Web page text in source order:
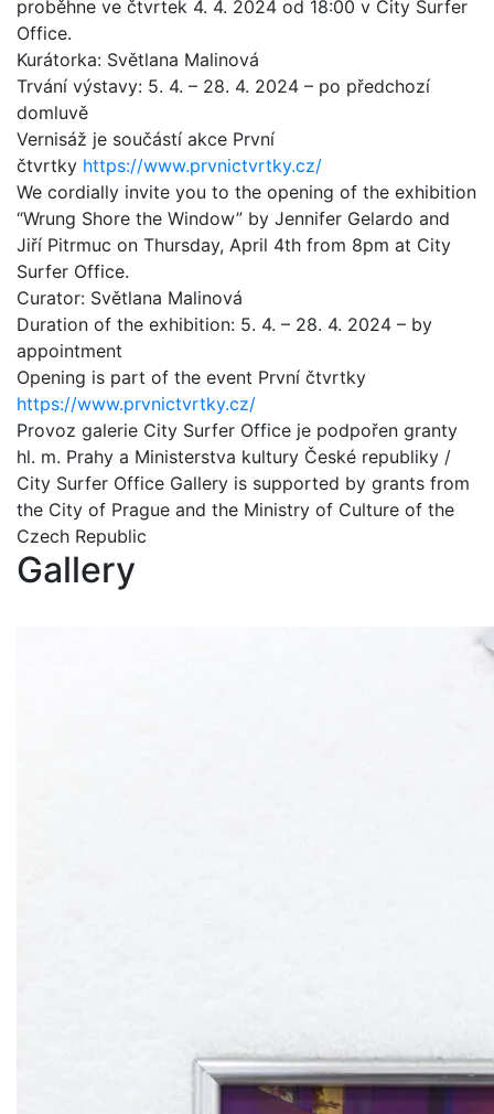
proběhne ve čtvrtek 4. 4. 2024 od 18:00 v City Surfer
Office.
Kurátorka: Světlana Malinová
Trvání výstavy: 5. 4. – 28. 4. 2024 – po předchozí
domluvě
Vernisáž je součástí akce První
čtvrtky https://www.prvnictvrtky.cz/
We cordially invite you to the opening of the exhibition
“Wrung Shore the Window” by Jennifer Gelardo and
Jiří Pitrmuc on Thursday, April 4th from 8pm at City
Surfer Office.
Curator: Světlana Malinová
Duration of the exhibition: 5. 4. – 28. 4. 2024 – by
appointment
Opening is part of the event První čtvrtky
https://www.prvnictvrtky.cz/
Provoz galerie City Surfer Office je podpořen granty
hl. m. Prahy a Ministerstva kultury České republiky /
City Surfer Office Gallery is supported by grants from
the City of Prague and the Ministry of Culture of the
Czech Republic
Gallery